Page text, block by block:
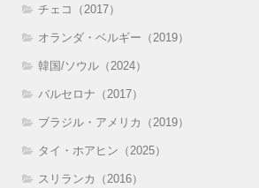
チェコ（2017）
オランダ・ベルギー（2019）
韓国/ソウル（2024）
バルセロナ（2017）
ブラジル・アメリカ（2019）
タイ・ホアヒン（2025）
スリランカ（2016）